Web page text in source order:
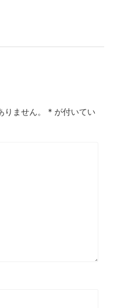
ません。 * が付いてい